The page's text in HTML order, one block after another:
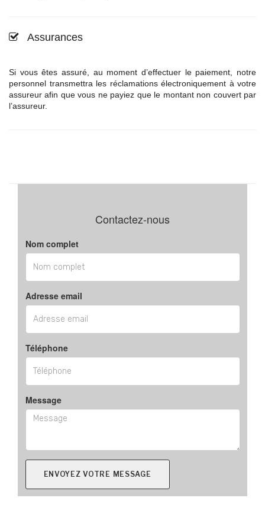
Assurances
Si vous êtes assuré, au moment d’effectuer le paiement, notre
personnel transmettra les réclamations électroniquement à votre
assureur afin que vous ne payiez que le montant non couvert par
l’assureur.
Contactez-nous
Nom complet
Adresse email
Téléphone
Message
ENVOYEZ VOTRE MESSAGE